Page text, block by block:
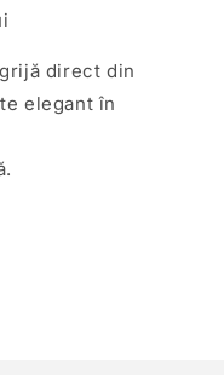
direct din
elegant în